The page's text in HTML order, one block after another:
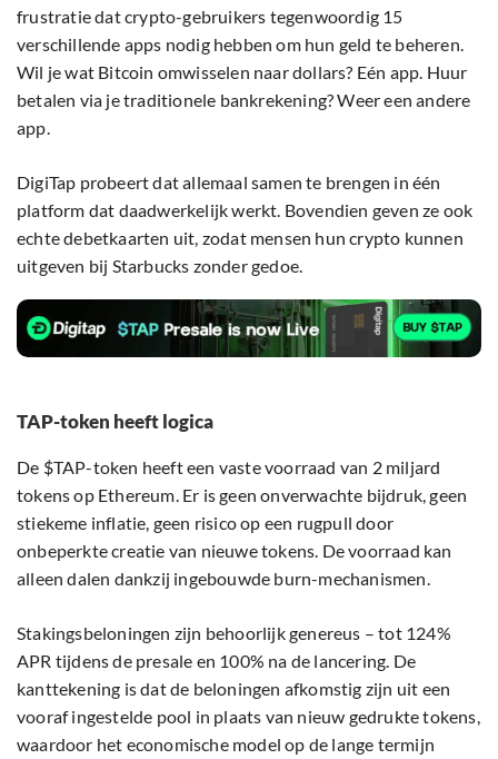
frustratie dat crypto-gebruikers tegenwoordig 15
verschillende apps nodig hebben om hun geld te beheren.
Wil je wat Bitcoin omwisselen naar dollars? Eén app. Huur
betalen via je traditionele bankrekening? Weer een andere
app.
DigiTap probeert dat allemaal samen te brengen in één
platform dat daadwerkelijk werkt. Bovendien geven ze ook
echte debetkaarten uit, zodat mensen hun crypto kunnen
uitgeven bij Starbucks zonder gedoe.
TAP-token heeft logica
De $TAP-token heeft een vaste voorraad van 2 miljard
tokens op Ethereum. Er is geen onverwachte bijdruk, geen
stiekeme inflatie, geen risico op een rugpull door
onbeperkte creatie van nieuwe tokens. De voorraad kan
alleen dalen dankzij ingebouwde burn-mechanismen.
Stakingsbeloningen zijn behoorlijk genereus – tot 124%
APR tijdens de presale en 100% na de lancering. De
kanttekening is dat de beloningen afkomstig zijn uit een
vooraf ingestelde pool in plaats van nieuw gedrukte tokens,
waardoor het economische model op de lange termijn